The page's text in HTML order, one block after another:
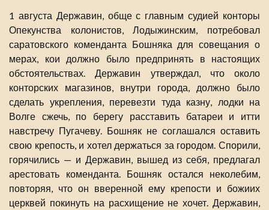
1 августа Державин, обще с главным судией конторы
Опекунства колонистов, Лодыжинским, потребовал
саратовского коменданта Бошняка для совещания о
мерах, кои должно было предпринять в настоящих
обстоятельствах. Державин утверждал, что около
конторских магазинов, внутри города, должно было
сделать укрепления, перевезти туда казну, лодки на
Волге сжечь, по берегу расставить батареи и итти
навстречу Пугачеву. Бошняк не соглашался оставить
свою крепость, и хотел держаться за городом. Спорили,
горячились — и Державин, вышед из себя, предлагал
арестовать коменданта. Бошняк остался неколебим,
повторяя, что он вверенной ему крепости и божиих
церквей покинуть на расхищение не хочет. Державин,